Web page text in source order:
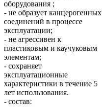
оборудования ;
- не образует канцерогенных
соединений в процессе
эксплуатации;
- не агрессивен к
пластиковым и каучуковым
элементам;
- сохраняет
эксплуатационные
характеристики в течение 5
лет использования.
- состав: